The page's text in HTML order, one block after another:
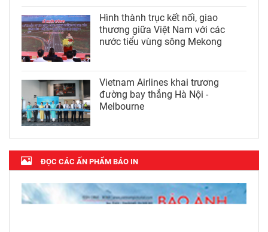
Hình thành trục kết nối, giao
thương giữa Việt Nam với các
nước tiểu vùng sông Mekong
Vietnam Airlines khai trương
đường bay thẳng Hà Nội -
Melbourne
ĐỌC CÁC ẤN PHẨM BÁO IN